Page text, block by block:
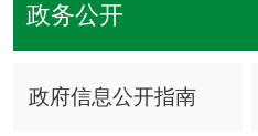
政务公开
政府信息公开指南